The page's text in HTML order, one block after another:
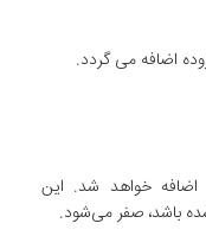
اضافه خواهد شد. این
باشد، صفر می‌شود.